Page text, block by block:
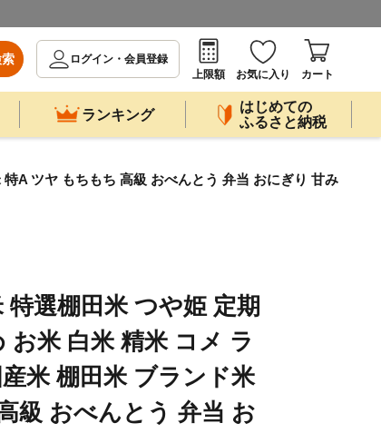
ログイン・会員登録
上限額
お気に入り カート
ランキング
はじめての
ふるさと納税
A ツヤ もちもち 高級 おべんとう 弁当 おにぎり 甘み
特選棚田米 つや姫 定期
お米 白米 精米 コメ ラ
米 棚田米 ブランド米
級 おべんとう 弁当 お